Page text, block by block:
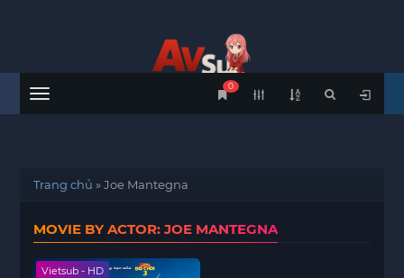
Menu
0
Trang chủ »Joe Mantegna
MOVIE BY ACTOR: JOE MANTEGNA
Vietsub - HD